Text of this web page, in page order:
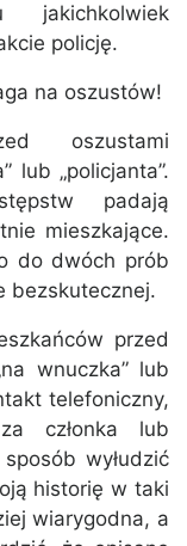
jakichkolwiek
policję.
na oszustów!
oszustami
lub „policjanta”.
padają
mieszkające.
do dwóch prób
bezskutecznej.
przed
wnuczka” lub
telefoniczny,
członka lub
wyłudzić
historię w taki
wiarygodna, a